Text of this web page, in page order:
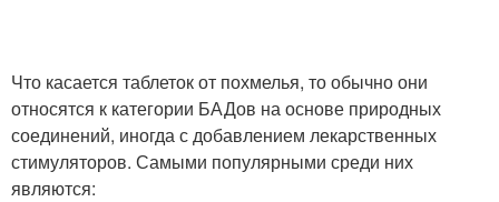
Что касается таблеток от похмелья, то обычно они
относятся к категории БАДов на основе природных
соединений, иногда с добавлением лекарственных
стимуляторов. Самыми популярными среди них
являются: